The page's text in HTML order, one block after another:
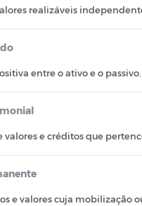
realizáveis
entre o ativo e o passivo.
valores e créditos que
e valores cuja mobilização